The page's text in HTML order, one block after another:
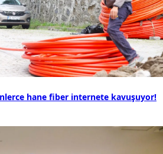
hane fiber internete kavuşuyor!